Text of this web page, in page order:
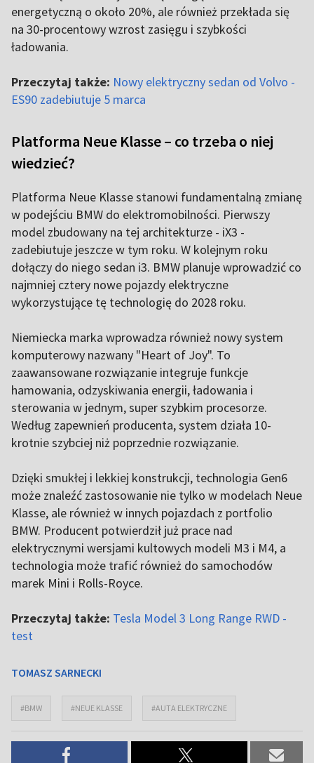
energetyczną o około 20%, ale również przekłada się
na 30-procentowy wzrost zasięgu i szybkości
ładowania.
Przeczytaj także: Nowy elektryczny sedan od Volvo -
ES90 zadebiutuje 5 marca
Platforma Neue Klasse – co trzeba o niej
wiedzieć?
Platforma Neue Klasse stanowi fundamentalną zmianę
w podejściu BMW do elektromobilności. Pierwszy
model zbudowany na tej architekturze - iX3 -
zadebiutuje jeszcze w tym roku. W kolejnym roku
dołączy do niego sedan i3. BMW planuje wprowadzić co
najmniej cztery nowe pojazdy elektryczne
wykorzystujące tę technologię do 2028 roku.
Niemiecka marka wprowadza również nowy system
komputerowy nazwany "Heart of Joy". To
zaawansowane rozwiązanie integruje funkcje
hamowania, odzyskiwania energii, ładowania i
sterowania w jednym, super szybkim procesorze.
Według zapewnień producenta, system działa 10-
krotnie szybciej niż poprzednie rozwiązanie.
Dzięki smukłej i lekkiej konstrukcji, technologia Gen6
może znaleźć zastosowanie nie tylko w modelach Neue
Klasse, ale również w innych pojazdach z portfolio
BMW. Producent potwierdził już prace nad
elektrycznymi wersjami kultowych modeli M3 i M4, a
technologia może trafić również do samochodów
marek Mini i Rolls-Royce.
Przeczytaj także: Tesla Model 3 Long Range RWD -
test
TOMASZ SARNECKI
#BMW #NEUE KLASSE #AUTA ELEKTRYCZNE